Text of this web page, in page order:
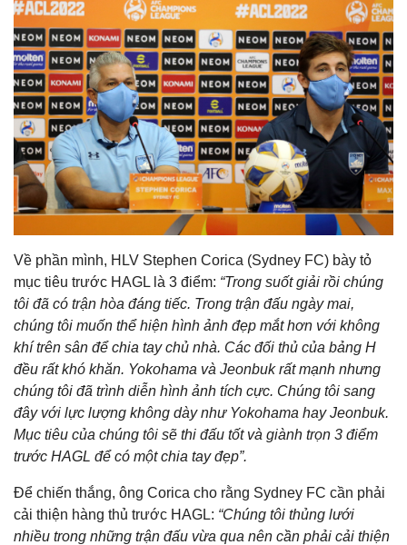
Về phần mình, HLV Stephen Corica (Sydney FC) bày tỏ
mục tiêu trước HAGL là 3 điểm: “Trong suốt giải rồi chúng
tôi đã có trận hòa đáng tiếc. Trong trận đấu ngày mai,
chúng tôi muốn thể hiện hình ảnh đẹp mắt hơn với không
khí trên sân để chia tay chủ nhà. Các đối thủ của bảng H
đều rất khó khăn. Yokohama và Jeonbuk rất mạnh nhưng
chúng tôi đã trình diễn hình ảnh tích cực. Chúng tôi sang
đây với lực lượng không dày như Yokohama hay Jeonbuk.
Mục tiêu của chúng tôi sẽ thi đấu tốt và giành trọn 3 điểm
trước HAGL để có một chia tay đẹp”.
Để chiến thắng, ông Corica cho rằng Sydney FC cần phải
cải thiện hàng thủ trước HAGL: “Chúng tôi thủng lưới
nhiều trong những trận đấu vừa qua nên cần phải cải thiện